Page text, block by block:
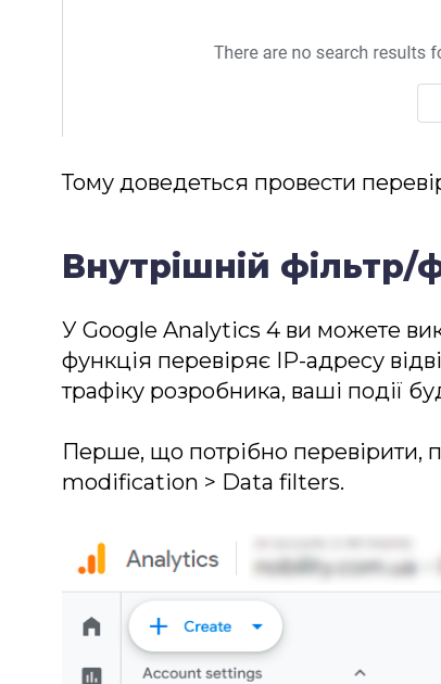
Тому доведеться провести
Внутрішній фільтр/
У Google Analytics 4 ви можете
функція перевіряє IP-адресу
трафіку розробника, ваші події
Перше, що потрібно перевірити,
modification > Data filters.